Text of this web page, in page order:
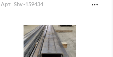
Арт. Shv-159434